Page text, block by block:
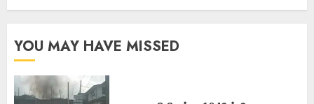
YOU MAY HAVE MISSED